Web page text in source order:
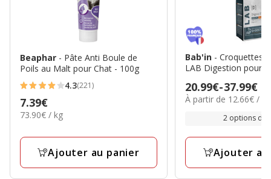
Beaphar - Pâte Anti Boule de
Poils au Malt pour Chat - 100g
4.3
étoiles
avec
221
4.3(221)
Prix
7.39€
7.39€
73.90€
Kg
73.90€ / kg
Ajouter au panier
Bab'in - Croquettes
LAB Digestion pour
Prix
de
37.99€
20.99€-37.99€
12.66€
À partir de 12.66€ / kg
2 options de
Ajouter